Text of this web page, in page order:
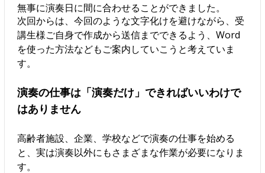
無事に演奏日に間に合わせることができました。
次回からは、今回のような文字化けを避けながら、受
講生様ご自身で作成から送信までできるよう、Word
を使った方法などもご案内していこうと考えていま
す。
演奏の仕事は「演奏だけ」できればいいわけで
はありません
高齢者施設、企業、学校などで演奏の仕事を始める
と、実は演奏以外にもさまざまな作業が必要になりま
す。